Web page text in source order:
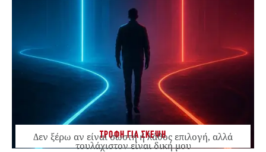
ΤΡΟΦΗ ΓΙΑ ΣΚΕΨΗ
Δεν ξέρω αν είναι σωστή ή λάθος επιλογή, αλλά
τουλάχιστον είναι δική μου